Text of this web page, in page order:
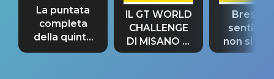
La puntata
completa
della quinta
tappa
IL GT WORLD
CHALLENGE
DI MISANO si
riconferma
Bresh:
non si
fino alla